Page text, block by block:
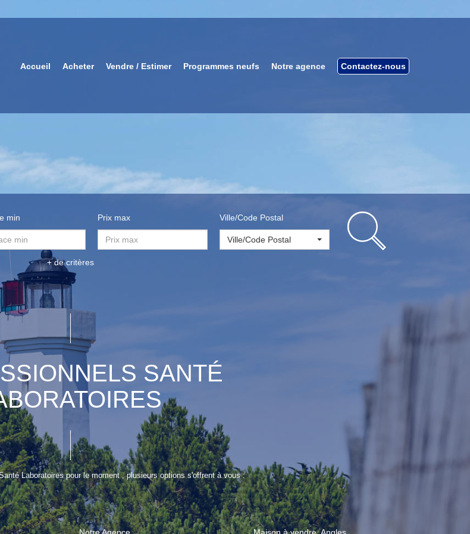
Accueil Acheter Vendre / Estimer Programmes neufs Notre agence Contactez-nous
min Prix max Ville/Code Postal
Ville/Code Postal
+ de critères
SANTÉ
Laboratoires pour le moment , plusieurs options s'offrent à vous :